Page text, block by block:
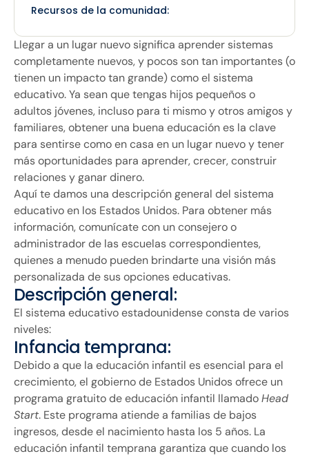
Recursos de la comunidad:
Llegar a un lugar nuevo significa aprender sistemas
completamente nuevos, y pocos son tan importantes (o
tienen un impacto tan grande) como el sistema
educativo. Ya sean que tengas hijos pequeños o
adultos jóvenes, incluso para ti mismo y otros amigos y
familiares, obtener una buena educación es la clave
para sentirse como en casa en un lugar nuevo y tener
más oportunidades para aprender, crecer, construir
relaciones y ganar dinero.
Aquí te damos una descripción general del sistema
educativo en los Estados Unidos. Para obtener más
información, comunícate con un consejero o
administrador de las escuelas correspondientes,
quienes a menudo pueden brindarte una visión más
personalizada de sus opciones educativas.
Descripción general:
El sistema educativo estadounidense consta de varios
niveles:
Infancia temprana:
Debido a que la educación infantil es esencial para el
crecimiento, el gobierno de Estados Unidos ofrece un
programa gratuito de educación infantil llamadoHead
Start. Este programa atiende a familias de bajos
ingresos, desde el nacimiento hasta los 5 años. La
educación infantil temprana garantiza que cuando los